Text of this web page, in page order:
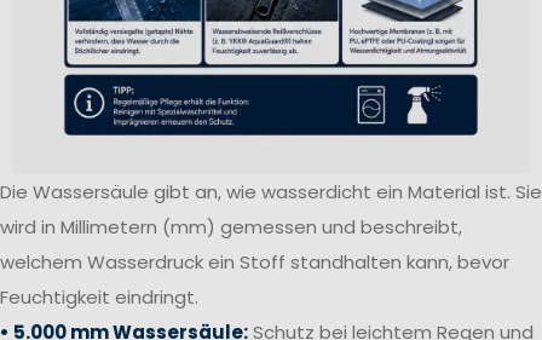
Die Wassersäule gibt an, wie wasserdicht ein Material ist. Sie
wird in Millimetern (mm) gemessen und beschreibt,
welchem Wasserdruck ein Stoff standhalten kann, bevor
Feuchtigkeit eindringt.
• 5.000 mm Wassersäule:Schutz bei leichtem Regen und